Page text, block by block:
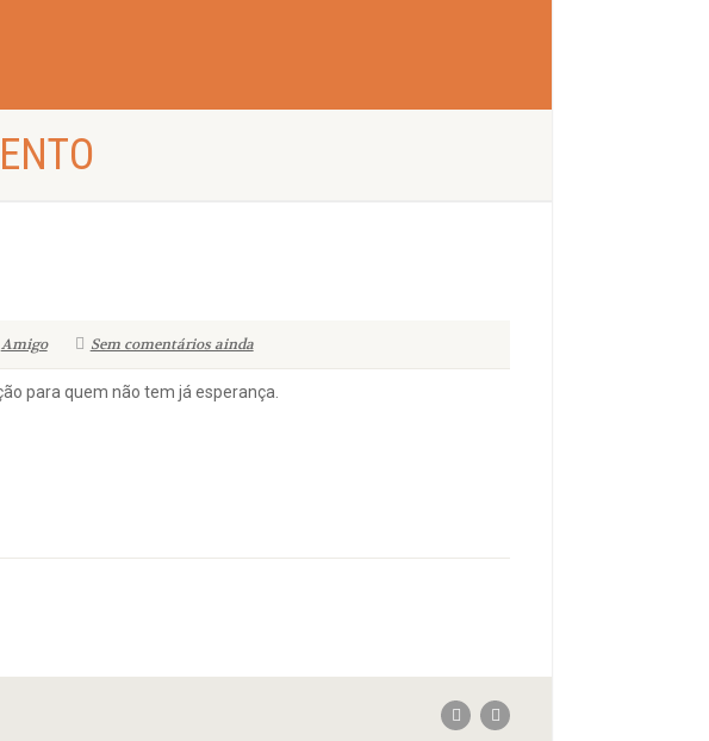
Amigo Sem comentários ainda
para quem não tem já esperança.